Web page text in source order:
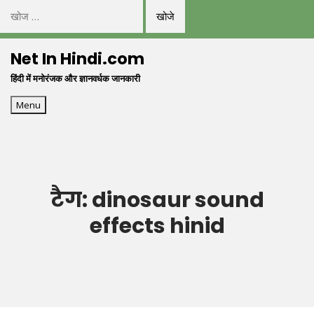
निम्न
को
खोजें:Net In Hindi.com
हिंदी में मनोरंजक और ज्ञानवर्धक जानकारी
Menu
टैग:dinosaur sound
effects hinid